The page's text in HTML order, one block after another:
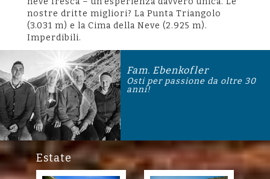
nostre dritte migliori? La Punta Triangolo
(3.031 m) e la Cima della Neve (2.925 m).
Imperdibili.
Fam. Ebenkofler
Osti per passione da oltre 30
anni!
Estate